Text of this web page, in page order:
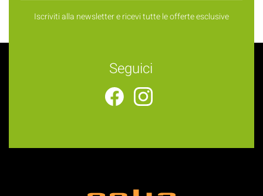
Iscriviti alla newsletter e ricevi tutte le offerte esclusive
Seguici